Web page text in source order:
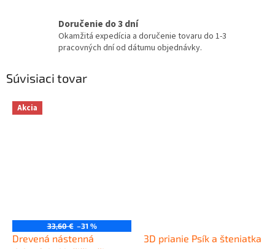
Doručenie do 3 dní
Okamžitá expedícia a doručenie tovaru do 1-3
pracovných dní od dátumu objednávky.
Súvisiaci tovar
Akcia
33,60 € –31 %
Drevená nástenná
3D prianie Psík a šteniatka